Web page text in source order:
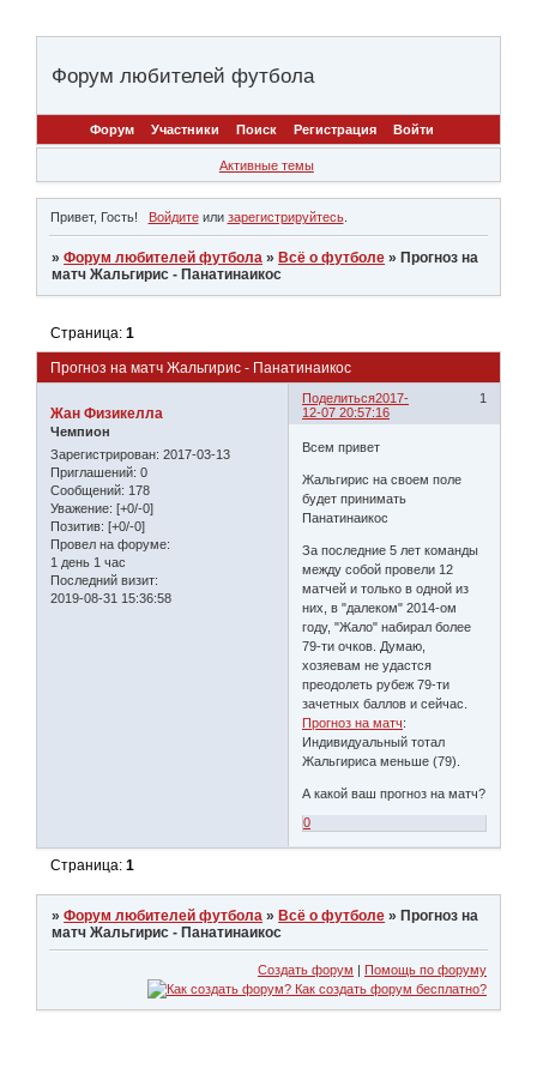
Форум любителей футбола
Форум Участники Поиск Регистрация Войти
Активные темы
Привет, Гость! Войдитеили зарегистрируйтесь.
»Форум любителей футбола » Всё о футболе » Прогноз на
матч Жальгирис - Панатинаикос
Прогноз на матч Жальгирис - Панатинаикос
Страница:1
Поделиться 1
2017-
12-07 20:57:16
Жан Физикелла
Чемпион
Зарегистрирован: 2017-03-13
Приглашений: 0
Сообщений: 178
Уважение: [+0/-0]
Позитив: [+0/-0]
Провел на форуме:
1 день 1 час
Последний визит:
2019-08-31 15:36:58
Всем привет
Жальгирис на своем поле
будет принимать
Панатинаикос
За последние 5 лет команды
между собой провели 12
матчей и только в одной из
них, в "далеком" 2014-ом
году, "Жало" набирал более
79-ти очков. Думаю,
хозяевам не удастся
преодолеть рубеж 79-ти
зачетных баллов и сейчас.
Прогноз на матч:
Индивидуальный тотал
Жальгириса меньше (79).
А какой ваш прогноз на матч?
0
Страница:1
»Форум любителей футбола »Всё о футболе »Прогноз на
матч Жальгирис - Панатинаикос
Создать форум | Помощь по форуму